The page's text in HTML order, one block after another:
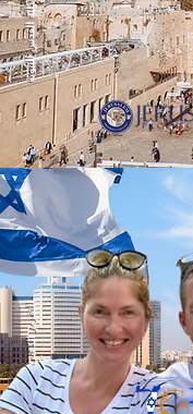
كلية القدس النبوية
التقرير الذهبي